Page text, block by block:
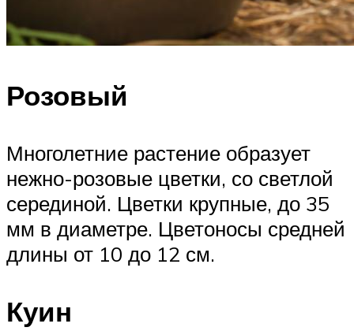
Розовый
Многолетние растение образует
нежно-розовые цветки, со светлой
серединой. Цветки крупные, до 35
мм в диаметре. Цветоносы средней
длины от 10 до 12 см.
Куин